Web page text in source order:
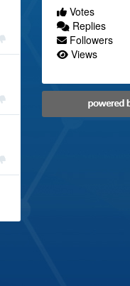
Votes
Replies
Followers
Views